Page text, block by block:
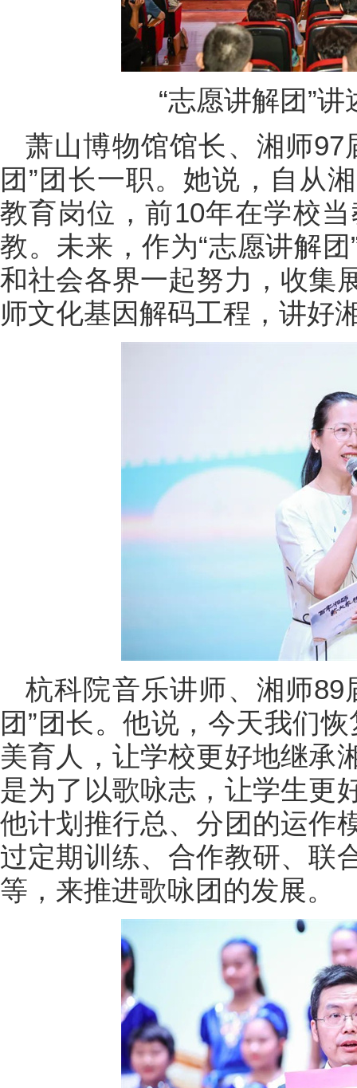
“志愿讲解团”
萧山博物馆馆长、湘师97
团”团长一职。她说，自从
教育岗位，前10年在学校
教。未来，作为“志愿讲解
和社会各界一起努力，收集
师文化基因解码工程，讲好
杭科院音乐讲师、湘师89
团”团长。他说，今天我们
美育人，让学校更好地继承
是为了以歌咏志，让学生更
他计划推行总、分团的运作
过定期训练、合作教研、联
等，来推进歌咏团的发展。